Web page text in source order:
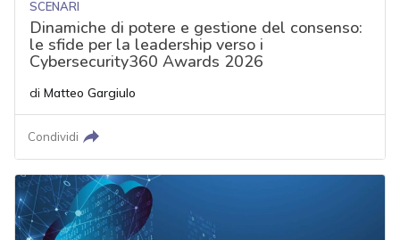
SCENARI
Dinamiche di potere e gestione del consenso:
le sfide per la leadership verso i
Cybersecurity360 Awards 2026
di Matteo Gargiulo
Condividi